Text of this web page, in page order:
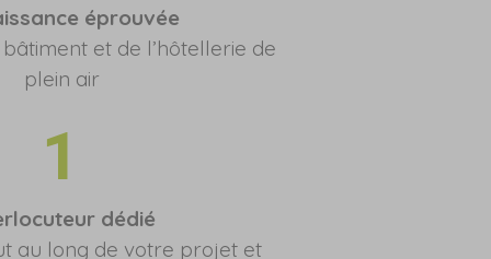
éprouvée
et de l’hôtellerie de
plein air
1
dédié
au long de votre projet et